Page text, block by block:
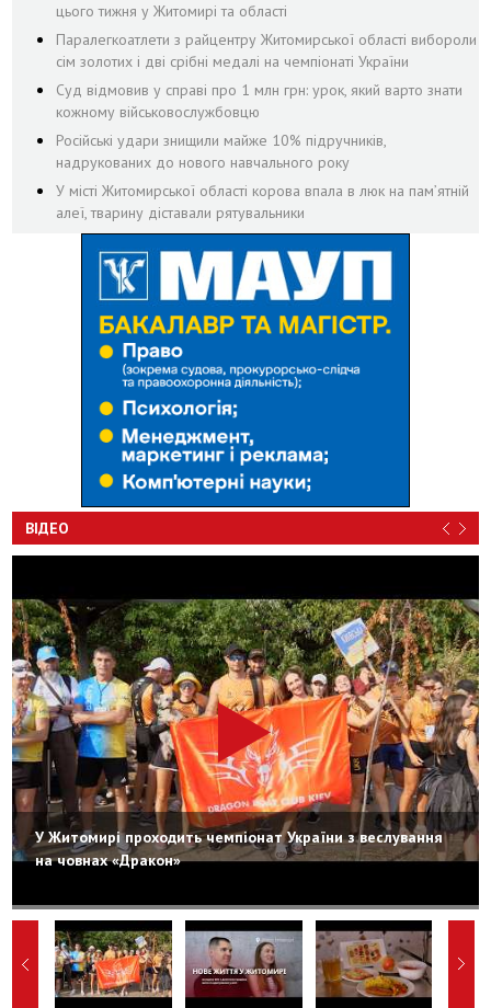
цього тижня у Житомирі та області
Паралегкоатлети з райцентру Житомирської області вибороли
сім золотих і дві срібні медалі на чемпіонаті України
Суд відмовив у справі про 1 млн грн: урок, який варто знати
кожному військовослужбовцю
Російські удари знищили майже 10% підручників,
надрукованих до нового навчального року
У місті Житомирської області корова впала в люк на пам’ятній
алеї, тварину діставали рятувальники
ВІДЕО
У Житомирі проходить чемпіонат України з веслування
на човнах «Дракон»